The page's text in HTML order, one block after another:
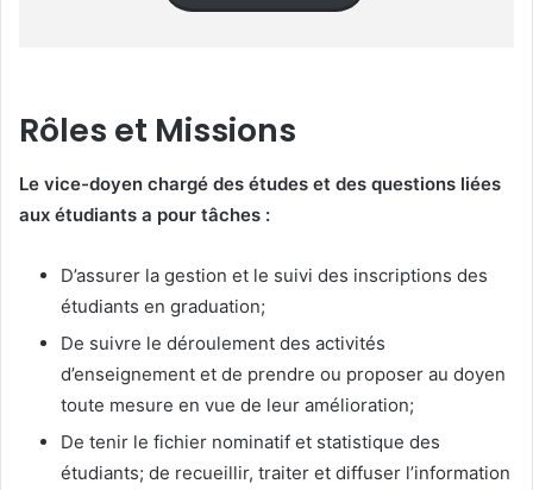
Rôles et Missions
Le vice-doyen chargé des études et des questions liées
aux étudiants a pour tâches :
D’assurer la gestion et le suivi des inscriptions des
étudiants en graduation;
De suivre le déroulement des activités
d’enseignement et de prendre ou proposer au doyen
toute mesure en vue de leur amélioration;
De tenir le fichier nominatif et statistique des
étudiants; de recueillir, traiter et diffuser l’information